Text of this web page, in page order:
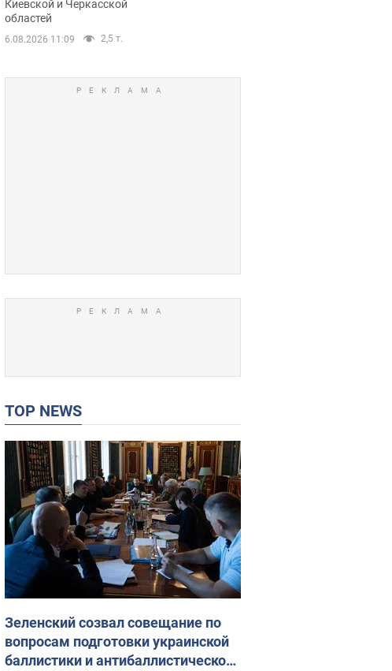
Киевской и Черкасской
областей
6.08.2026 11:09 2,5 т.
TOP NEWS
Зеленский созвал совещание по
вопросам подготовки украинской
баллистики и антибаллистической